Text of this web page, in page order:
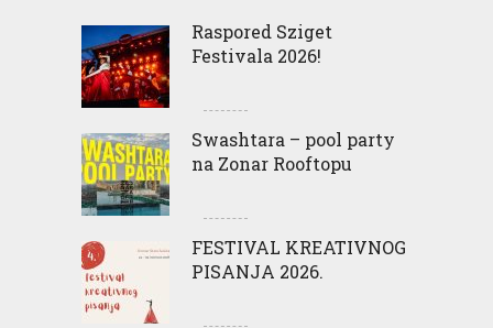
Raspored Sziget
Festivala 2026!
Swashtara – pool party
na Zonar Rooftopu
FESTIVAL KREATIVNOG
PISANJA 2026.